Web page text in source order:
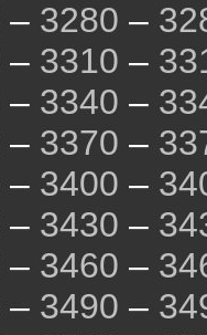
– 3280 –
– 3310 –
– 3340 –
– 3370 –
– 3400 –
– 3430 –
– 3460 –
– 3490 –